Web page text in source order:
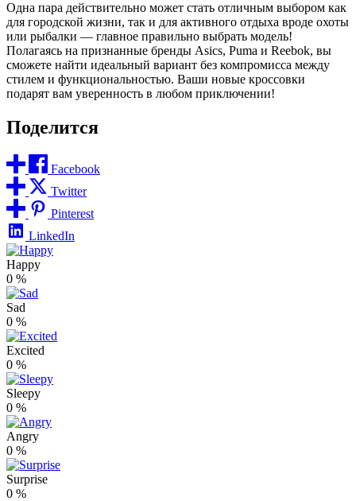
Одна пара действительно может стать отличным выбором как
для городской жизни, так и для активного отдыха вроде охоты
или рыбалки — главное правильно выбрать модель!
Полагаясь на признанные бренды Asics, Puma и Reebok, вы
сможете найти идеальный вариант без компромисса между
стилем и функциональностью. Ваши новые кроссовки
подарят вам уверенность в любом приключении!
Поделится
Facebook
Twitter
Pinterest
LinkedIn
Happy
0 %
Sad
0 %
Excited
0 %
Sleepy
0 %
Angry
0 %
Surprise
0 %